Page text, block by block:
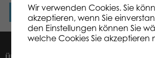
Weiterlesen
Wir verwenden Cookies. Sie
akzeptieren, wenn Sie
den Einstellungen können Sie
welche Cookies Sie akzeptieren